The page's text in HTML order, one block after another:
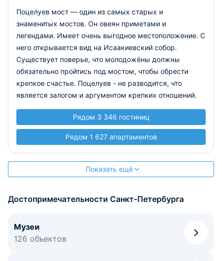
Поцелуев мост — один из самых старых и
знаменитых мостов. Он овеян приметами и
легендами. Имеет очень выгодное местоположение. С
него открывается вид на Исаакиевский собор.
Существует поверье, что молодожёны должны
обязательно пройтись под мостом, чтобы обрести
крепкое счастье. Поцелуев - не разводится, что
является залогом и аргументом крепких отношений.
Рядом 3 346 гостиниц
Рядом 1 627 апартаментов
Показать ещё
Достопримечательности Санкт-Петербурга
Музеи
126 объектов